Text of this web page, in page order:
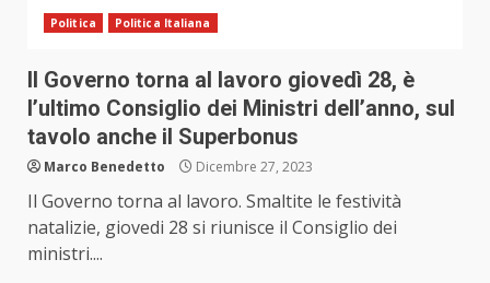
Politica Politica Italiana
Il Governo torna al lavoro giovedì 28, è
l’ultimo Consiglio dei Ministri dell’anno, sul
tavolo anche il Superbonus
Marco Benedetto Dicembre 27, 2023
Il Governo torna al lavoro. Smaltite le festività
natalizie, giovedi 28 si riunisce il Consiglio dei
ministri....